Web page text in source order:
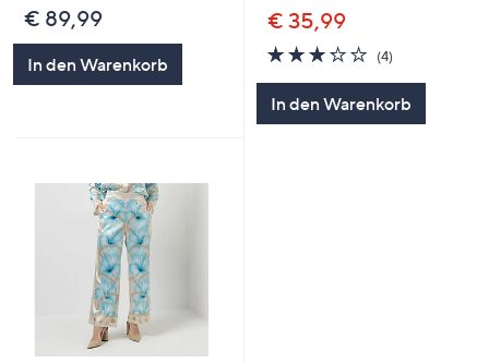
€ 89,99
In den Warenkorb
€ 35,99
3.2
von
(4)4
In den Warenkorb